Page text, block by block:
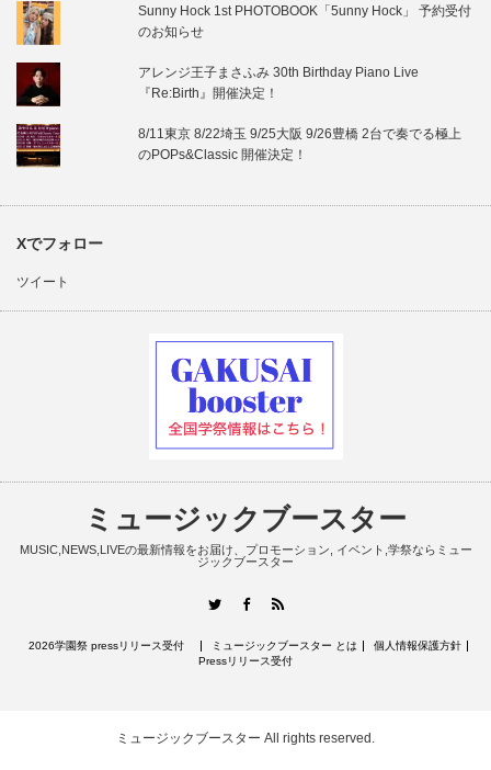
Sunny Hock 1st PHOTOBOOK「5unny Hock」 予約受付
のお知らせ
アレンジ王子まさふみ 30th Birthday Piano Live
『Re:Birth』開催決定！
8/11東京 8/22埼玉 9/25大阪 9/26豊橋 2台で奏でる極上
のPOPs&Classic 開催決定！
Xでフォロー
ツイート
ミュージックブースター
MUSIC,NEWS,LIVEの最新情報をお届け、プロモーション, イベント,学祭ならミュー
ジックブースター
TwitterFacebook
2026学園祭 pressリリース受付 ミュージックブースター とは
個人情報保護方針
Pressリリース受付
ミュージックブースター All rights reserved.